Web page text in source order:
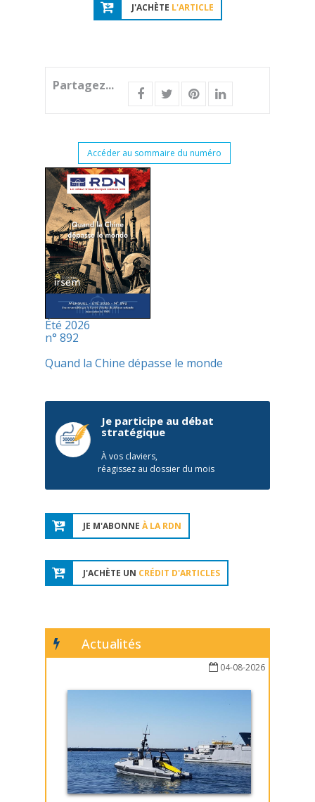
J'ACHÈTE L'ARTICLE
Partagez...
Accéder au sommaire du numéro
Été 2026
n° 892
Quand la Chine dépasse le monde
Je participe au débat
stratégique
À vos claviers,
réagissez au dossier du mois
JE M'ABONNE À LA RDN
J'ACHÈTE UN CRÉDIT D'ARTICLES
Actualités
04-08-2026